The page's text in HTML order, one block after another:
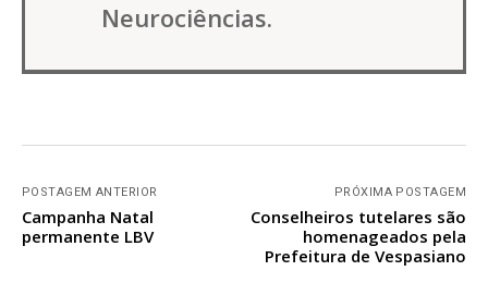
Neurociências.
POSTAGEM ANTERIOR
Campanha Natal
permanente LBV
PRÓXIMA POSTAGEM
Conselheiros tutelares são
homenageados pela
Prefeitura de Vespasiano